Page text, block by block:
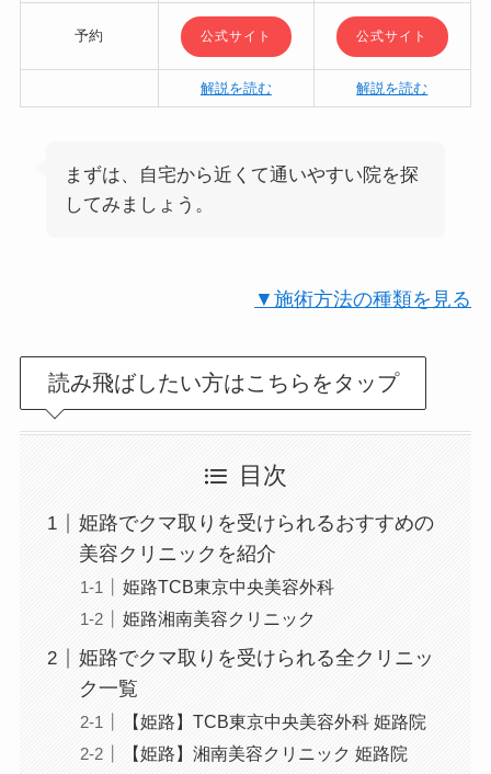
予約 公式サイト 公式サイト
解説を読む 解説を読む
まずは、自宅から近くて通いやすい院を探
してみましょう。
▼施術方法の種類を見る
読み飛ばしたい方はこちらをタップ
目次
姫路でクマ取りを受けられるおすすめの
美容クリニックを紹介
姫路TCB東京中央美容外科
姫路湘南美容クリニック
姫路でクマ取りを受けられる全クリニッ
ク一覧
【姫路】TCB東京中央美容外科 姫路院
【姫路】湘南美容クリニック 姫路院